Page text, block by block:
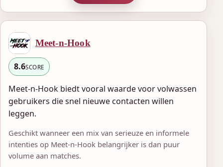
Meet-n-Hook
8.6SCORE
Meet-n-Hook biedt vooral waarde voor volwassen
gebruikers die snel nieuwe contacten willen
leggen.
Geschikt wanneer een mix van serieuze en informele
intenties op Meet-n-Hook belangrijker is dan puur
volume aan matches.